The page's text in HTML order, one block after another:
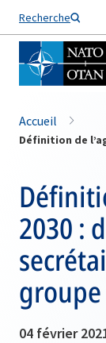
Recherche
Nom de famille*
Accueil
2030 :
04 février